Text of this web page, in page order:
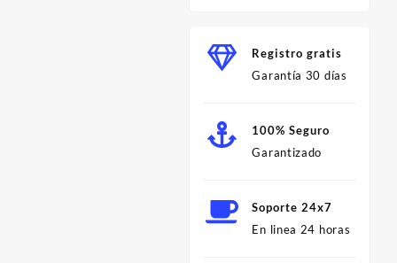
Registro gratis
Garantía 30 días
100% Seguro
Garantizado
Soporte 24x7
En linea 24 horas